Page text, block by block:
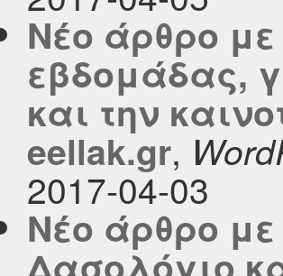
Νέο άρθρο με
εβδομάδας,
και την
eellak.gr,
2017-04-03
Νέο άρθρο με